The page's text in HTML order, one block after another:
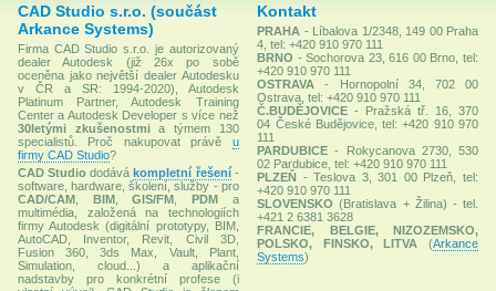
CAD Studio s.r.o. (součást
Arkance Systems)
Firma CAD Studio s.r.o. je autorizovaný
dealer Autodesk (již 26x po sobě
oceněna jako největší dealer Autodesku
v ČR a SR: 1994-2020), Autodesk
Platinum Partner, Autodesk Training
Center a Autodesk Developer s více než
30letými zkušenostmia týmem 130
specialistů. Proč nakupovat právě u
firmy CAD Studio?
CAD Studio dodávákompletní řešení-
software, hardware, školení, služby - pro
CAD/CAM
BIM,GIS/FM ,PDM a
multimédia, založená na technologiích
firmy Autodesk (digitální prototypy, BIM,
AutoCAD, Inventor, Revit, Civil 3D,
Fusion 360, 3ds Max, Vault, Plant,
Simulation, cloud...) a aplikační
nadstavby pro konkrétní profese (i
Kontakt
PRAHA - Líbalova 1/2348, 149 00 Praha
4, tel: +420 910 970 111
BRNO - Sochorova 23, 616 00 Brno, tel:
+420 910 970 111
OSTRAVA
- Hornopolní 34, 702 00
Ostrava, tel: +420 910 970 111
Č.BUDĚJOVICE - Pražská tř. 16, 370
04 České Budějovice, tel: +420 910 970
111
PARDUBICE - Rokycanova 2730, 530
02 Pardubice, tel: +420 910 970 111
PLZEŇ - Teslova 3, 301 00 Plzeň, tel:
+420 910 970 111
SLOVENSKO (Bratislava + Žilina) - tel.
+421 2 6381 3628
FRANCIE, BELGIE, NIZOZEMSKO,
POLSKO, FINSKO, LITVA
(Arkance
Systems)